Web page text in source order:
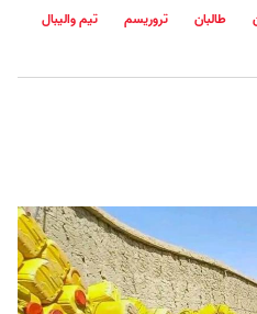
طالبان تروریسم
تیم والیبال